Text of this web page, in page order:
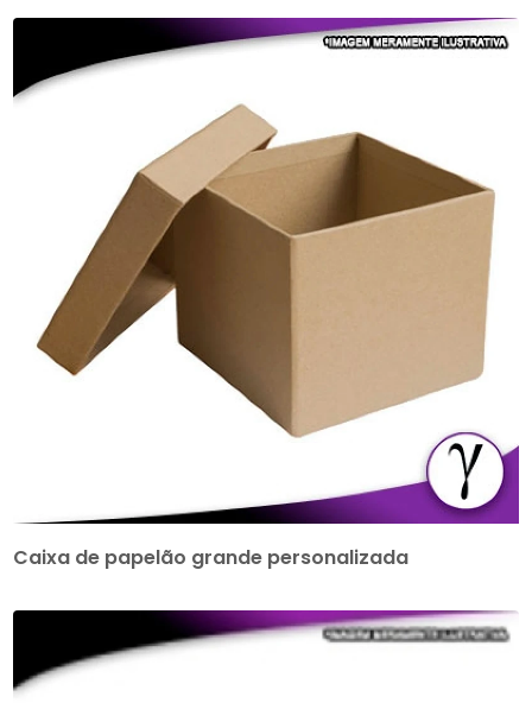
Caixa de papelão grande personalizada